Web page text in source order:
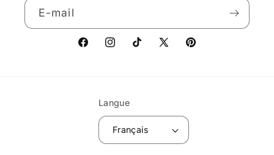
E-mail
FacebookInstagramTikTokX
Pinterest
Langue
Français